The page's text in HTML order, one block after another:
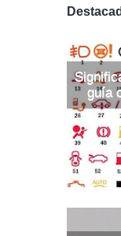
guía